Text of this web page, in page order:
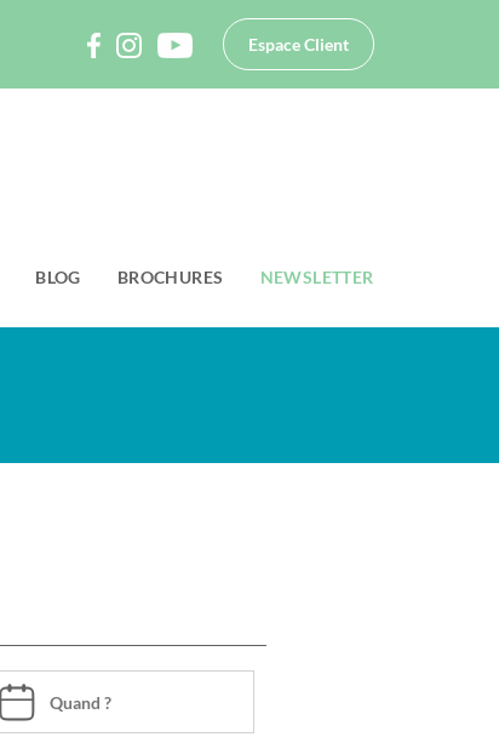
Espace Client
BLOG BROCHURES NEWSLETTER